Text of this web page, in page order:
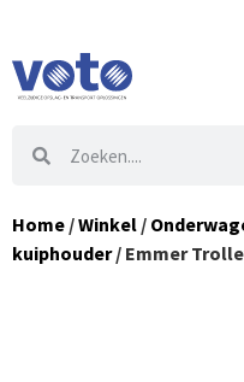
Home /Winkel /
kuiphouder/ Emmer